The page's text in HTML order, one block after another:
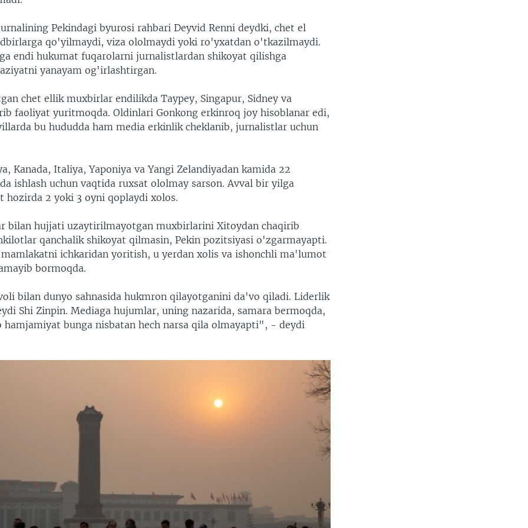
Pekindagi byurosi rahbari Deyvid Renni deydki, chet el
qo'yilmaydi, viza ololmaydi yoki ro'yxatdan o'tkazilmaydi.
endi hukumat fuqarolarni jurnalistlardan shikoyat qilishga
yanayam og'irlashtirgan.
chet ellik muxbirlar endilikda Taypey, Singapur, Sidney va
faoliyat yuritmoqda. Oldinlari Gonkong erkinroq joy hisoblanar edi,
bu hududda ham media erkinlik cheklanib, jurnalistlar uchun
Kanada, Italiya, Yaponiya va Yangi Zelandiyadan kamida 22
ishlash uchun vaqtida ruxsat ololmay sarson. Avval bir yilga
hozirda 2 yoki 3 oyni qoplaydi xolos.
bilan hujjati uzaytirilmayotgan muxbirlarini Xitoydan chaqirib
qanchalik shikoyat qilmasin, Pekin pozitsiyasi o'zgarmayapti.
ichkaridan yoritish, u yerdan xolis va ishonchli ma'lumot
bormoqda.
bilan dunyo sahnasida hukmron qilayotganini da'vo qiladi. Liderlik
Shi Zinpin. Mediaga hujumlar, uning nazarida, samara bermoqda,
hamjamiyat bunga nisbatan hech narsa qila olmayapti", - deydi